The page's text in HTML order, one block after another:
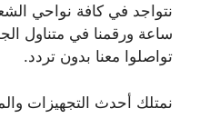
ساعة ورقمنا في متناول
تواصلوا معنا بدون تردد.
نمتلك أحدث التجهيزات